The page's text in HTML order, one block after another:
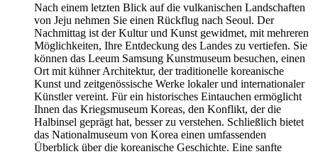
Nach einem letzten Blick auf die vulkanischen Landschaften
von Jeju nehmen Sie einen Rückflug nach Seoul. Der
Nachmittag ist der Kultur und Kunst gewidmet, mit mehreren
Möglichkeiten, Ihre Entdeckung des Landes zu vertiefen. Sie
können das Leeum Samsung Kunstmuseum besuchen, einen
Ort mit kühner Architektur, der traditionelle koreanische
Kunst und zeitgenössische Werke lokaler und internationaler
Künstler vereint. Für ein historisches Eintauchen ermöglicht
Ihnen das Kriegsmuseum Koreas, den Konflikt, der die
Halbinsel geprägt hat, besser zu verstehen. Schließlich bietet
das Nationalmuseum von Korea einen umfassenden
Überblick über die koreanische Geschichte. Eine sanfte